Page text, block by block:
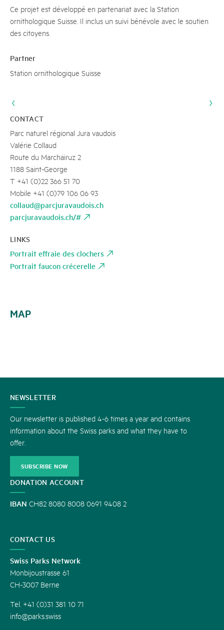
Ce projet est développé en partenariat avec la Station
ornithologique Suisse. Il inclus un suivi bénévole avec le soutien
des citoyens.
Partner
Station ornithologique Suisse
CONTACT
Parc naturel régional Jura vaudois
Valérie Collaud
Route du Marchairuz 2
1188 Saint-George
T +41 (0)22 366 51 70
Mobile +41 (0)79 106 06 93
collaud@parcjuravaudois.ch
parcjuravaudois.ch/#
LINKS
Portrait effraie des clochers
Portrait faucon crécerelle
MAP
CONTACT
US
NEWSLETTER
Our newsletter is published 4-6 times a year and contains
information about the Swiss parks and what they have to
offer.
SUBSCRIBE NOW
DONATION ACCOUNT
IBAN CH82 8080 8008 0691 9408 2
CONTACT US
Swiss Parks Network
Monbijoustrasse 61
CH-3007 Berne
Tel. +41 (0)31 381 10 71
info@parks.swiss